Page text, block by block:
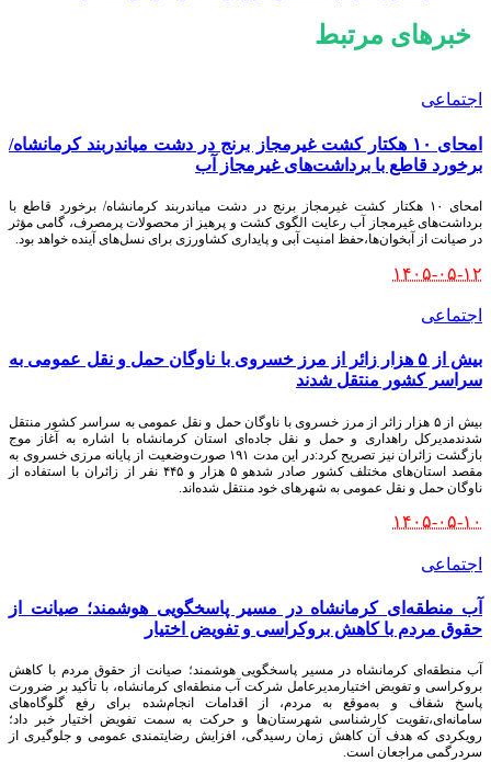
خبرهای مرتبط
اجتماعی
امحای ۱۰ هکتار کشت غیرمجاز برنج در دشت میاندربند کرمانشاه/
برخورد قاطع با برداشت‌های غیرمجاز آب
امحای ۱۰ هکتار کشت غیرمجاز برنج در دشت میاندربند کرمانشاه/ برخورد قاطع با
برداشت‌های غیرمجاز آب رعایت الگوی کشت و پرهیز از محصولات پرمصرف، گامی مؤثر
در صیانت از آبخوان‌ها،حفظ امنیت آبی و پایداری کشاورزی برای نسل‌های آینده خواهد بود.
۱۴۰۵-۰۵-۱۲
اجتماعی
بیش از ۵ هزار زائر از مرز خسروی با ناوگان حمل‌ و نقل عمومی به
سراسر کشور منتقل شدند
بیش از ۵ هزار زائر از مرز خسروی با ناوگان حمل‌ و نقل عمومی به سراسر کشور منتقل
شدندمدیرکل راهداری و حمل‌ و نقل جاده‌ای استان کرمانشاه با اشاره به آغاز موج
بازگشت زائران نیز تصریح کرد:در این مدت ۱۹۱ صورت‌وضعیت از پایانه مرزی خسروی به
مقصد استان‌های مختلف کشور صادر شدهو ۵ هزار و ۴۴۵ نفر از زائران با استفاده از
ناوگان حمل‌ و نقل عمومی به شهرهای خود منتقل شده‌اند.
۱۴۰۵-۰۵-۱۰
اجتماعی
آب منطقه‌ای کرمانشاه در مسیر پاسخگویی هوشمند؛ صیانت از
حقوق مردم با کاهش بروکراسی و تفویض اختیار
آب منطقه‌ای کرمانشاه در مسیر پاسخگویی هوشمند؛ صیانت از حقوق مردم با کاهش
بروکراسی و تفویض اختیارمدیرعامل شرکت آب منطقه‌ای کرمانشاه، با تأکید بر ضرورت
پاسخ شفاف و به‌موقع به مردم، از اقدامات انجام‌شده برای رفع گلوگاه‌های
سامانه‌ای،تقویت کارشناسی شهرستان‌ها و حرکت به سمت تفویض اختیار خبر داد؛
رویکردی که هدف آن کاهش زمان رسیدگی، افزایش رضایتمندی عمومی و جلوگیری از
سردرگمی مراجعان است.